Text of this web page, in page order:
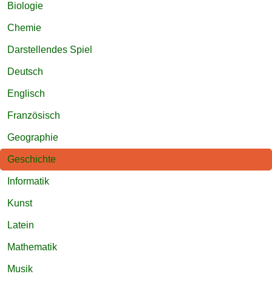
überspringen
Biologie
Chemie
Darstellendes Spiel
Deutsch
Englisch
Französisch
Geographie
Geschichte
Informatik
Kunst
Latein
Mathematik
Musik